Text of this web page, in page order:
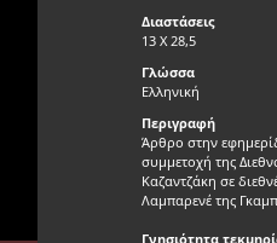
Διαστάσεις
13 Χ 28,5
Γλώσσα
Ελληνική
Περιγραφή
Άρθρο στην
συμμετοχή της
Καζαντζάκη σε
Λαμπαρενέ της
Γνησιότητα